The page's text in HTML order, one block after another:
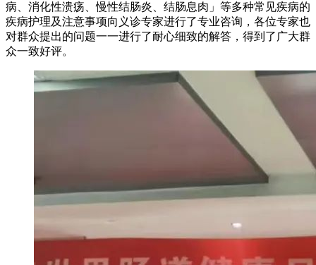
病、消化性溃疡、慢性结肠炎、结肠息肉」等多种常见疾病的
疾病护理及注意事项向义诊专家进行了专业咨询，各位专家也
对群众提出的问题一一进行了耐心细致的解答，得到了广大群
众一致好评。